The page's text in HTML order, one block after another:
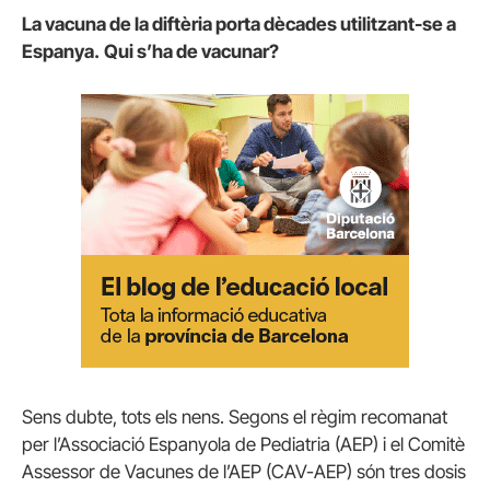
La vacuna de la diftèria porta dècades utilitzant-se a
Espanya. Qui s’ha de vacunar?
Sens dubte, tots els nens. Segons el règim recomanat
per l’Associació Espanyola de Pediatria (AEP) i el Comitè
Assessor de Vacunes de l’AEP (CAV-AEP) són tres dosis